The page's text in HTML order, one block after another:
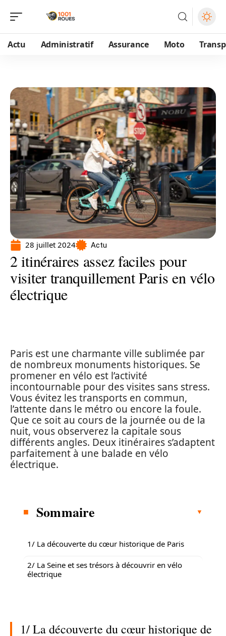
Actu Administratif Assurance Moto
28 juillet 2024 Actu
2 itinéraires assez faciles pour
visiter tranquillement Paris en vélo
électrique
Paris est une charmante ville sublimée par
de nombreux monuments historiques. Se
promener en vélo est l’activité
incontournable pour des visites sans stress.
Vous évitez les transports en commun,
l’attente dans le métro ou encore la foule.
Que ce soit au cours de la journée ou de la
nuit, vous observerez la capitale sous
différents angles. Deux itinéraires s’adaptent
parfaitement à une balade en vélo
électrique.
Sommaire
1/ La découverte du cœur historique de Paris
2/ La Seine et ses trésors à découvrir en vélo
électrique
1/ La découverte du cœur historique de